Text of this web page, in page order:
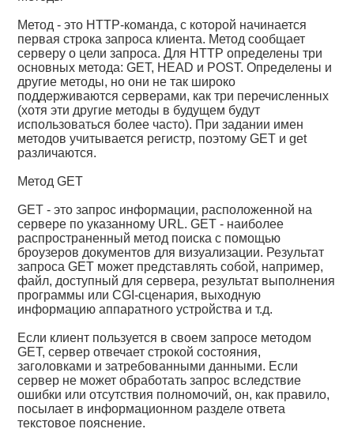
Метод - это HTTP-команда, с которой начинается
первая строка запроса клиента. Метод сообщает
серверу о цели запроса. Для HTTP определены три
основных метода: GET, HEAD и POST. Определены и
другие методы, но они не так широко
поддерживаются серверами, как три перечисленных
(хотя эти другие методы в будущем будут
использоваться более часто). При задании имен
методов учитывается регистр, поэтому GET и get
различаются.
Метод GET
GET - это запрос информации, расположенной на
сервере по указанному URL. GET - наиболее
распространенный метод поиска с помощью
броузеров документов для визуализации. Результат
запроса GET может представлять собой, например,
файл, доступный для сервера, результат выполнения
программы или CGI-сценария, выходную
информацию аппаратного устройства и т.д.
Если клиент пользуется в своем запросе методом
GET, сервер отвечает строкой состояния,
заголовками и затребованными данными. Если
сервер не может обработать запрос вследствие
ошибки или отсутствия полномочий, он, как правило,
посылает в информационном разделе ответа
текстовое пояснение.